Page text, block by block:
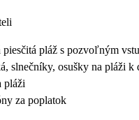
piesčitá pláž s pozvoľným
slnečníky, osušky na pláži k
pláži
za poplatok